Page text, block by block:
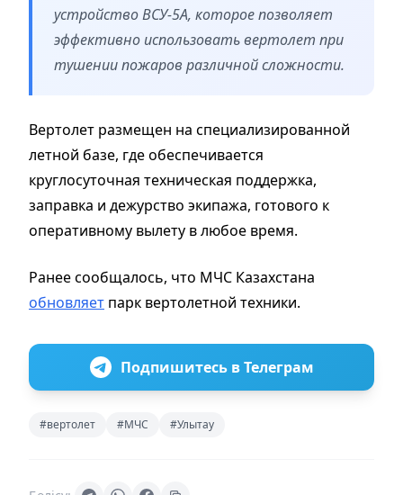
устройство ВСУ-5А, которое позволяет
эффективно использовать вертолет при
тушении пожаров различной сложности.
Вертолет размещен на специализированной
летной базе, где обеспечивается
круглосуточная техническая поддержка,
заправка и дежурство экипажа, готового к
оперативному вылету в любое время.
Ранее сообщалось, что МЧС Казахстана
обновляет парк вертолетной техники.
Подпишитесь в Телеграм
#вертолет #МЧС #Улытау